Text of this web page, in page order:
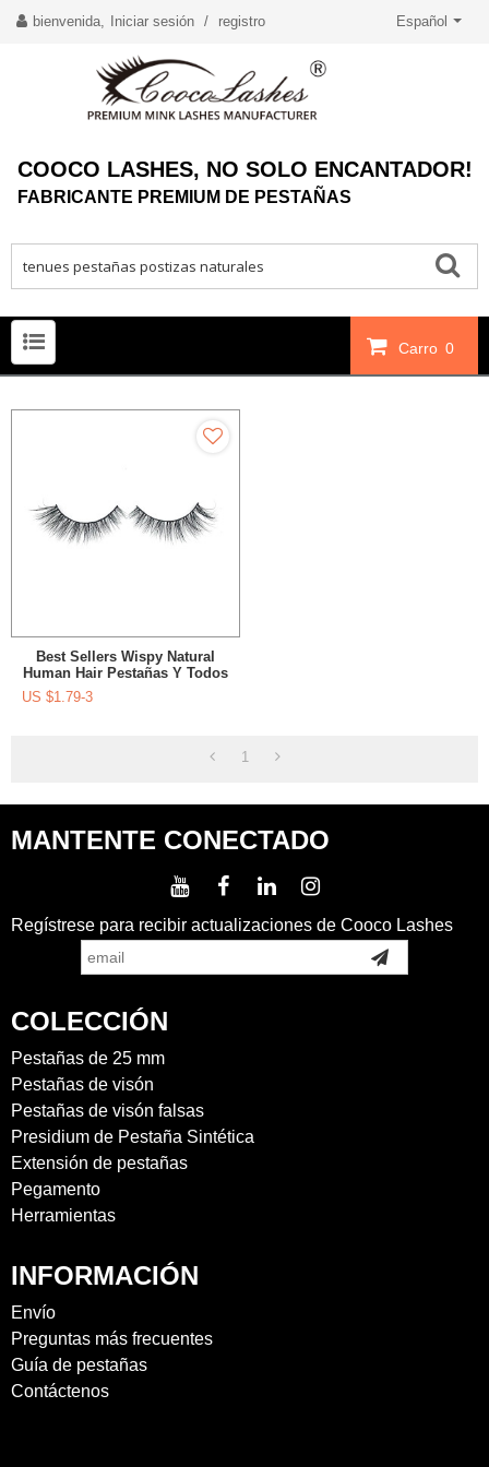
bienvenida, Iniciar sesión / registro Español
COOCO LASHES, NO SOLO ENCANTADOR!
FABRICANTE PREMIUM DE PESTAÑAS
Carro 0
Best Sellers Wispy Natural
Human Hair Pestañas Y Todos
US $1.79-3
1
MANTENTE CONECTADO
Regístrese para recibir actualizaciones de Cooco Lashes
COLECCIÓN
Pestañas de 25 mm
Pestañas de visón
Pestañas de visón falsas
Presidium de Pestaña Sintética
Extensión de pestañas
Pegamento
Herramientas
INFORMACIÓN
Envío
Preguntas más frecuentes
Guía de pestañas
Contáctenos